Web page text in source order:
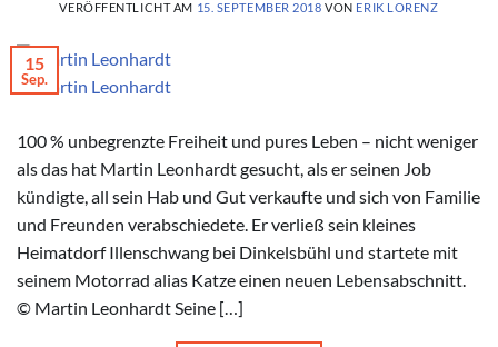
VERÖFFENTLICHT AM 15. SEPTEMBER 2018 VON ERIK LORENZ
© Martin Leonhardt
15
Sep.
100 % unbegrenzte Freiheit und pures Leben – nicht weniger
als das hat Martin Leonhardt gesucht, als er seinen Job
kündigte, all sein Hab und Gut verkaufte und sich von Familie
und Freunden verabschiedete. Er verließ sein kleines
Heimatdorf Illenschwang bei Dinkelsbühl und startete mit
seinem Motorrad alias Katze einen neuen Lebensabschnitt.
© Martin Leonhardt Seine […]